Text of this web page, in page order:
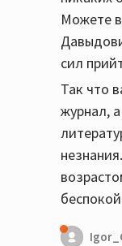
Можете
сил
Так что
журнал,